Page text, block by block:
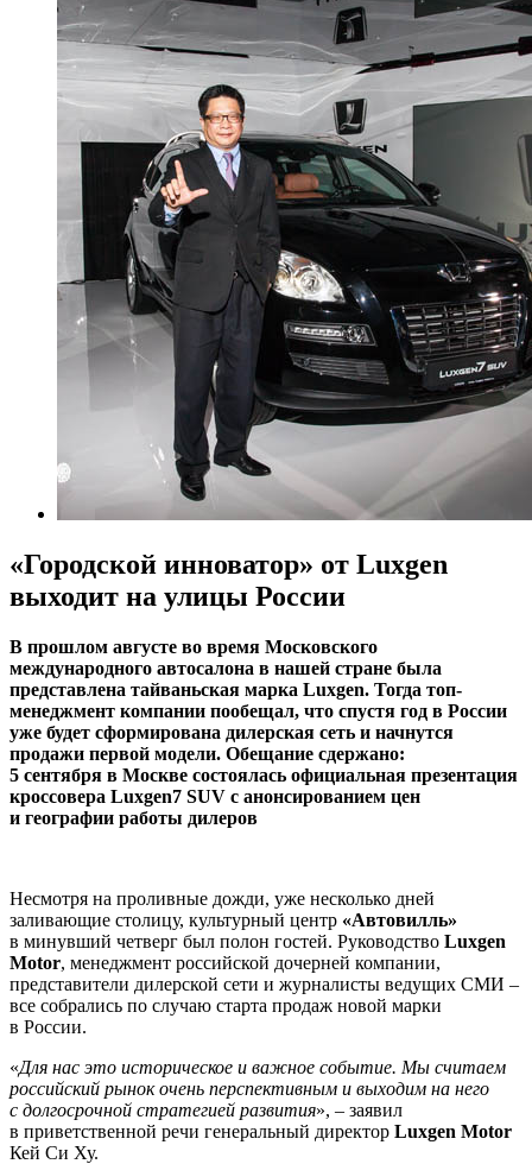
«Городской инноватор» от Luxgen
выходит на улицы России
В прошлом августе во время Московского
международного автосалона в нашей стране была
представлена тайваньская марка Luxgen. Тогда топ-
менеджмент компании пообещал, что спустя год в России
уже будет сформирована дилерская сеть и начнутся
продажи первой модели. Обещание сдержано:
5 сентября в Москве состоялась официальная презентация
кроссовера Luxgen7 SUV с анонсированием цен
и географии работы дилеров
Несмотря на проливные дожди, уже несколько дней
заливающие столицу, культурный центр «Автовилль»
в минувший четверг был полон гостей. Руководство Luxgen
Motor, менеджмент российской дочерней компании,
представители дилерской сети и журналисты ведущих СМИ –
все собрались по случаю старта продаж новой марки
в России.
«Для нас это историческое и важное событие. Мы считаем
российский рынок очень перспективным и выходим на него
с долгосрочной стратегией развития», – заявил
в приветственной речи генеральный директор Luxgen Motor
Кей Си Ху.